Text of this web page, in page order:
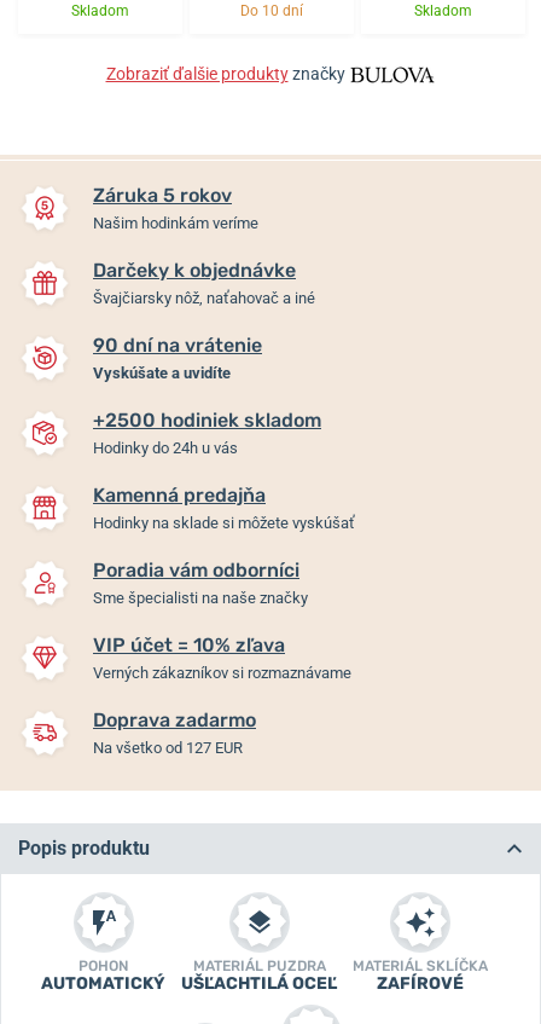
Skladom Do 10 dní Skladom
Zobraziť ďalšie produktyznačky
Záruka 5 rokov
Našim hodinkám veríme
Darčeky k objednávke
Švajčiarsky nôž, naťahovač a iné
90 dní na vrátenie
Vyskúšate a uvidíte
+2500 hodiniek skladom
Hodinky do 24h u vás
Kamenná predajňa
Hodinky na sklade si môžete vyskúšať
Poradia vám odborníci
Sme špecialisti na naše značky
VIP účet = 10% zľava
Verných zákazníkov si rozmaznávame
Doprava zadarmo
Na všetko od 127 EUR
Popis produktu
POHON
AUTOMATICKÝ
MATERIÁL PUZDRA
UŠĽACHTILÁ OCEĽ
MATERIÁL SKLÍČKA
ZAFÍROVÉ